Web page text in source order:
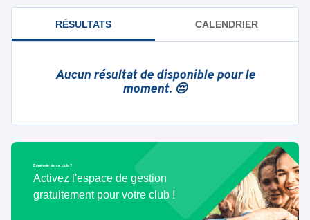
RÉSULTATS CALENDRIER
Aucun résultat de disponible pour le
moment. 😔
Bénévole de ce club ?
Activez l'espace de gestion
gratuitement pour votre club !